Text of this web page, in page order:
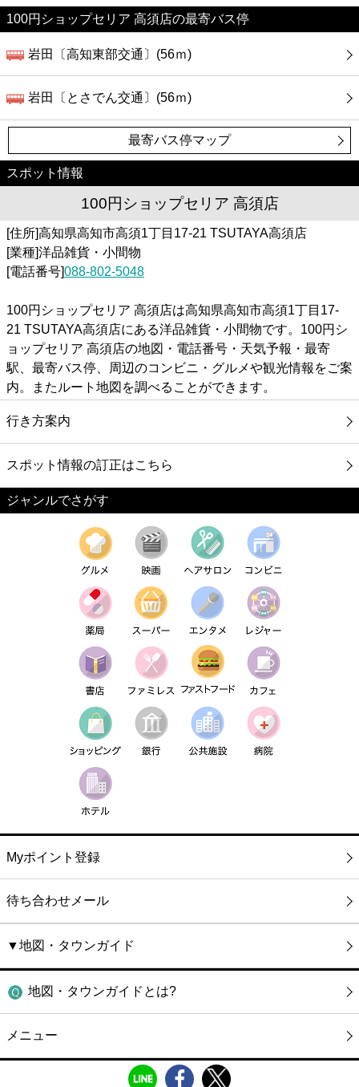
100円ショップセリア 高須店の最寄バス停
岩田〔高知東部交通〕(56ｍ)
岩田〔とさでん交通〕(56ｍ)
最寄バス停マップ
スポット情報
100円ショップセリア 高須店
[住所]高知県高知市高須1丁目17-21 TSUTAYA高須店
[業種]洋品雑貨・小間物
[電話番号]088-802-5048
100円ショップセリア 高須店は高知県高知市高須1丁目17-
21 TSUTAYA高須店にある洋品雑貨・小間物です。100円シ
ョップセリア 高須店の地図・電話番号・天気予報・最寄
駅、最寄バス停、周辺のコンビニ・グルメや観光情報をご案
内。またルート地図を調べることができます。
行き方案内
スポット情報の訂正はこちら
ジャンルでさがす
Myポイント登録
待ち合わせメール
▼地図・タウンガイド
地図・タウンガイドとは?
メニュー